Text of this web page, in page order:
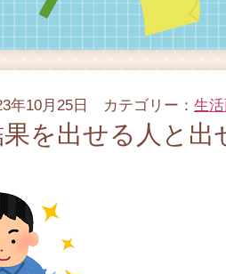
年10月25日 カテゴリー： 生
を出せる人と出